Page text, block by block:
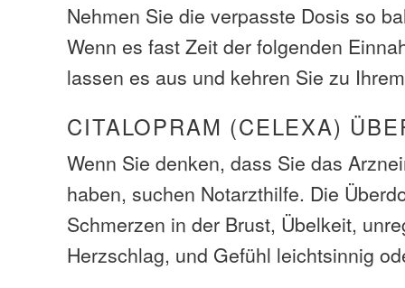
Nehmen Sie die verpasste Dosis so
Wenn es fast Zeit der folgenden
lassen es aus und kehren Sie zu
CITALOPRAM (CELEXA)
Wenn Sie denken, dass Sie das
haben, suchen Notarzthilfe. Die
Schmerzen in der Brust, Übelkeit,
Herzschlag, und Gefühl leichtsinnig